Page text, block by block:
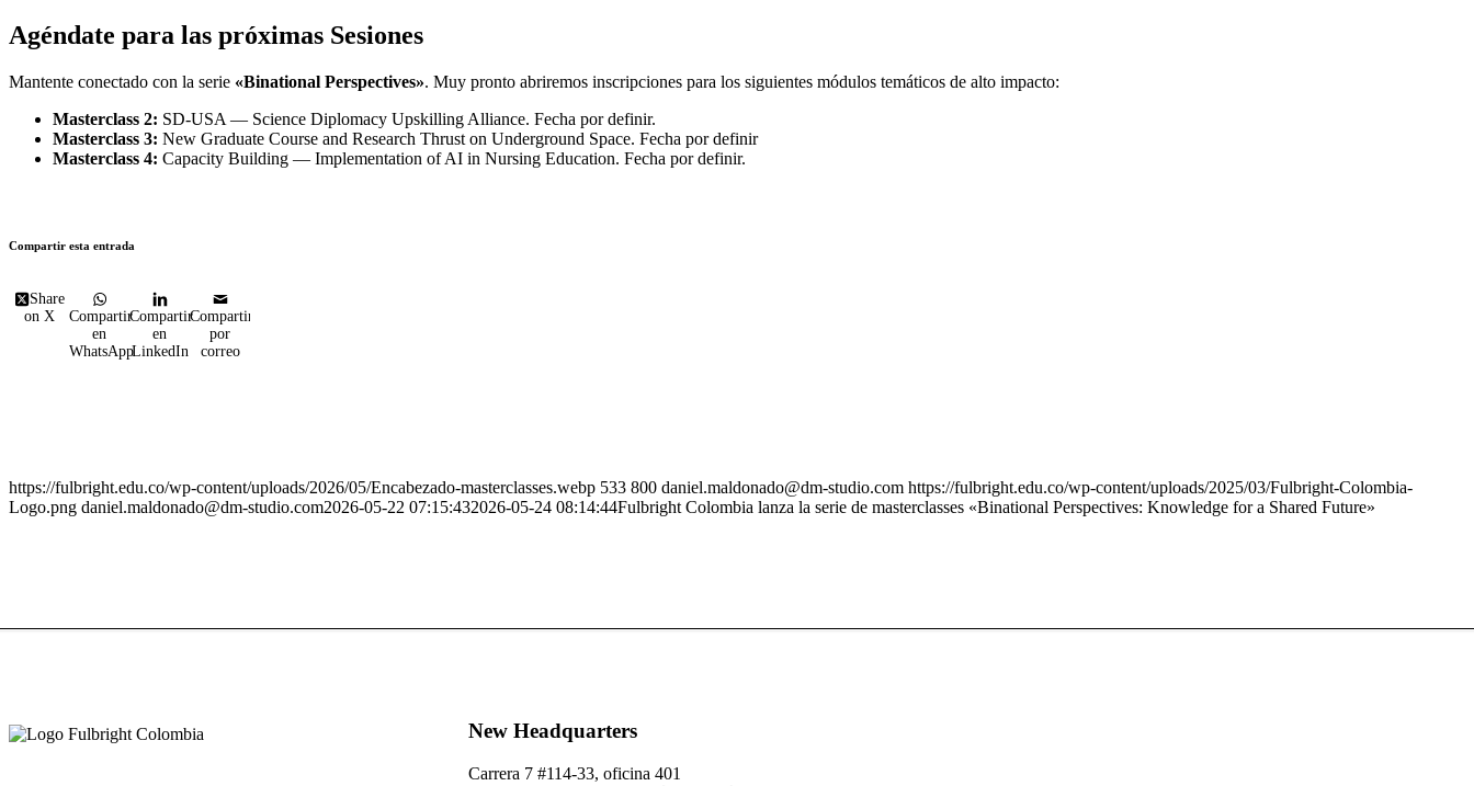
Agéndate para las próximas Sesiones
Mantente conectado con la serie «Binational Perspectives». Muy pronto abriremos inscripciones para los siguientes módulos temáticos de alto impacto:
Masterclass 2: SD-USA — Science Diplomacy Upskilling Alliance. Fecha por definir.
Masterclass 3: New Graduate Course and Research Thrust on Underground Space. Fecha por definir
Masterclass 4: Capacity Building — Implementation of AI in Nursing Education. Fecha por definir.
Compartir esta entrada
Share
on X
Compartir
en
WhatsApp
Compartir
en
LinkedIn
Compartir
por
correo
https://fulbright.edu.co/wp-content/uploads/2026/05/Encabezado-masterclasses.webp 533 800 daniel.maldonado@dm-studio.com https://fulbright.edu.co/wp-content/uploads/2025/03/Fulbright-Colombia-
Logo.png daniel.maldonado@dm-studio.com2026-05-22 07:15:432026-05-24 08:14:44Fulbright Colombia lanza la serie de masterclasses «Binational Perspectives: Knowledge for a Shared Future»
New Headquarters
Carrera 7 #114-33, oficina 401